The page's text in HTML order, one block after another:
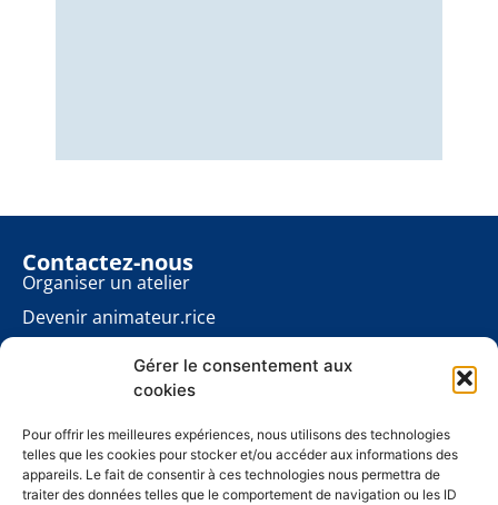
Gérer le consentement aux
cookies
Pour offrir les meilleures expériences, nous utilisons des technologies
telles que les cookies pour stocker et/ou accéder aux informations des
appareils. Le fait de consentir à ces technologies nous permettra de
traiter des données telles que le comportement de navigation ou les ID
Contactez-nous
Organiser un atelier
Devenir animateur.rice
Contact presse
À propos
Mentions légales